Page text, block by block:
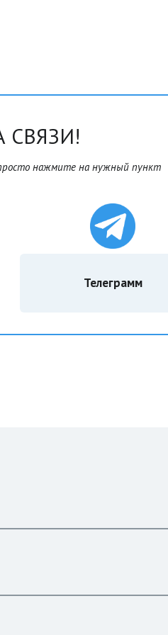
нажмите на нужный пункт
Телеграмм